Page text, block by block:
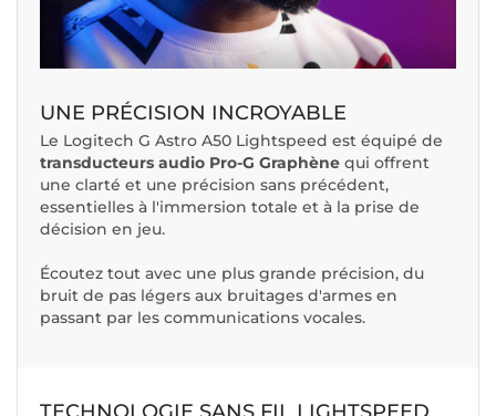
UNE PRÉCISION INCROYABLE
Le Logitech G Astro A50 Lightspeed est équipé de
transducteurs audio Pro-G Graphène qui offrent
une clarté et une précision sans précédent,
essentielles à l'immersion totale et à la prise de
décision en jeu.
Écoutez tout avec une plus grande précision, du
bruit de pas légers aux bruitages d'armes en
passant par les communications vocales.